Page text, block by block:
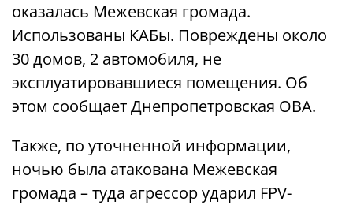
оказалась Межевская громада.
Использованы КАБы. Повреждены около
30 домов, 2 автомобиля, не
эксплуатировавшиеся помещения. Об
этом сообщает Днепропетровская ОВА.
Также, по уточненной информации,
ночью была атакована Межевская
громада – туда агрессор ударил FPV-